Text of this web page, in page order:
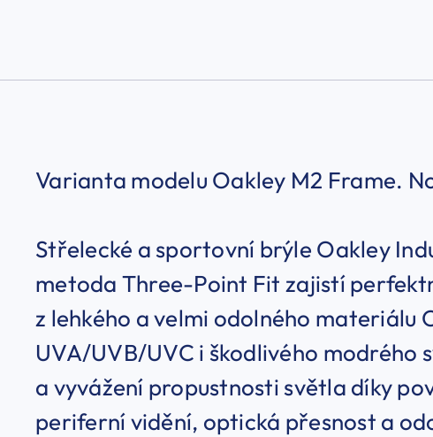
Varianta modelu Oakley M2 Frame.
Střelecké a sportovní brýle Oakley
metoda Three-Point Fit zajistí
z lehkého a velmi odolného materiálu
UVA/UVB/UVC i škodlivého
a vyvážení propustnosti světla díky
periferní vidění, optická přesnost a